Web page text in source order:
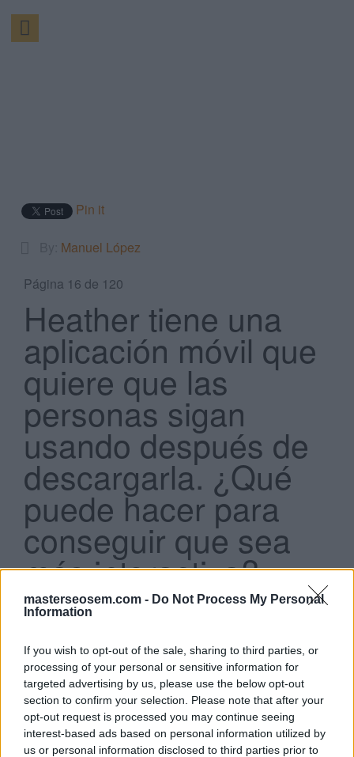
masterseosem.com - Do Not Process My Personal
Information
If you wish to opt-out of the sale, sharing to third parties, or
processing of your personal or sensitive information for
targeted advertising by us, please use the below opt-out
section to confirm your selection. Please note that after your
opt-out request is processed you may continue seeing
interest-based ads based on personal information utilized by
us or personal information disclosed to third parties prior to
Search
Pin it
Manuel López
Página 16 de 120
Heather tiene una
aplicación móvil que
quiere que las
personas sigan
usando después de
descargarla. ¿Qué
puede hacer para
conseguir que sea
más interactiva?
Usar la estrategia de puja “Maximizar la
interacción”
Personalizar la aplicación para cada formato
(teléfono, tablet, ordenador)
Añadir gráficos grandes que ocupen mucha
memoria
Click aquí para ver la respuesta